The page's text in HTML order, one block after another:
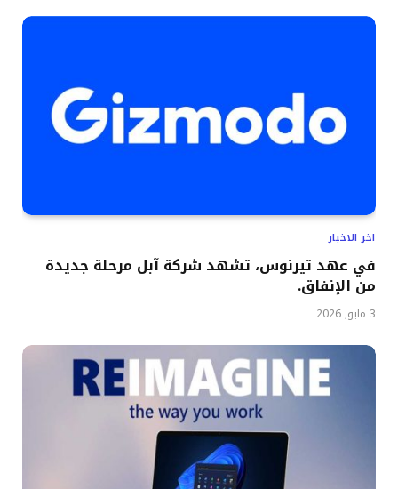
اخر الاخبار
في عهد تيرنوس، تشهد شركة آبل مرحلة جديدة
من الإنفاق.
3 مايو, 2026